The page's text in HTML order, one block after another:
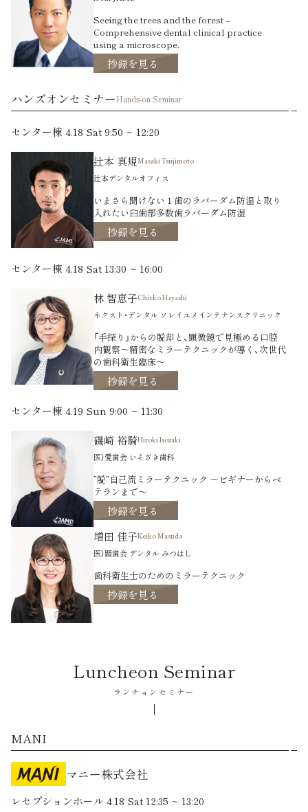
Seeing the trees and the forest –
Comprehensive dental clinical practice
using a microscope.
抄録を見る
ハンズオンセミナーHands-on Seminar
センター棟 4.18 Sat 9:50 ~ 12:20
辻本 真規Masaki Tsujimoto
辻本デンタルオフィス
いまさら聞けない１歯のラバーダム防湿と取り
入れたい臼歯部多数歯ラバーダム防湿
抄録を見る
センター棟 4.18 Sat 13:30 ~ 16:00
林 智恵子Chieko Hayashi
ネクスト・デンタル ソレイユメインテナンスクリニック
「手探り」からの脱却と、顕微鏡で見極める口腔
内観察～精密なミラーテクニックが導く、次世代
の歯科衛生臨床～
抄録を見る
センター棟 4.19 Sun 9:00 ~ 11:30
磯崎 裕騎Hiroki Isozaki
医）愛歯会 いそざき歯科
”脱”自己流ミラーテクニック 〜ビギナーからベ
テランまで〜
抄録を見る
増田 佳子Keiko Masuda
医）顕歯会 デンタル みつはし
歯科衛生士のためのミラーテクニック
抄録を見る
Luncheon Seminar
ランチョンセミナー
MANI
マニー株式会社
レセプションホール 4.18 Sat 12:35 ~ 13:20